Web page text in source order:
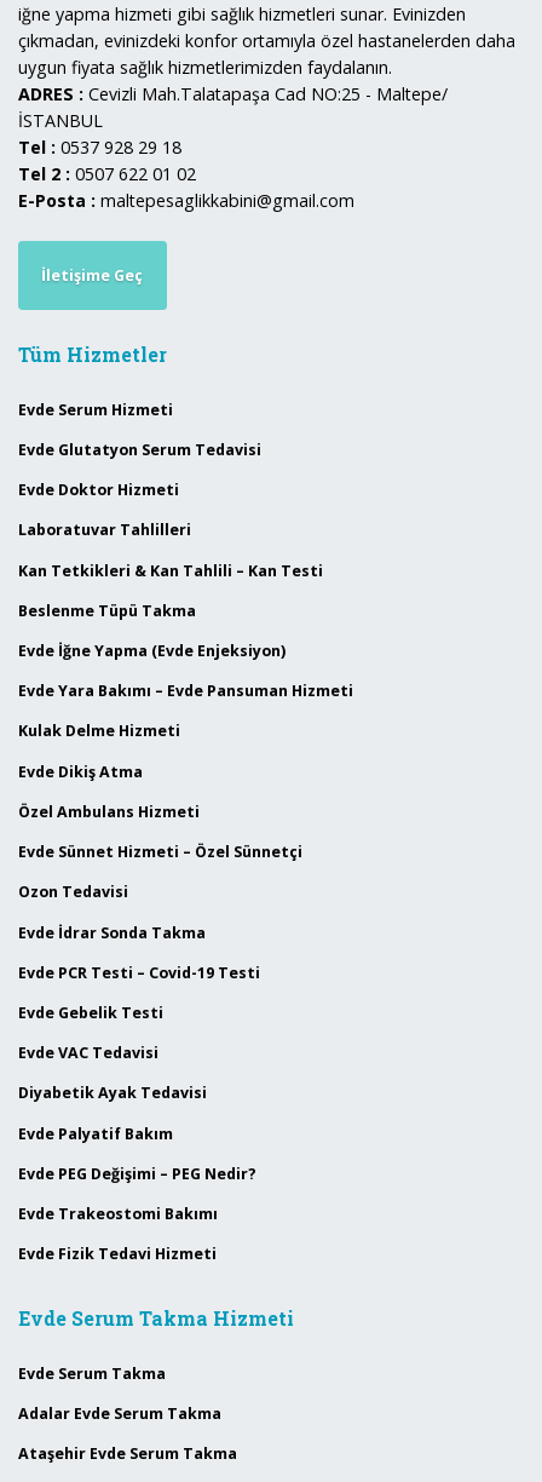
iğne yapma hizmeti gibi sağlık hizmetleri sunar. Evinizden
çıkmadan, evinizdeki konfor ortamıyla özel hastanelerden daha
uygun fiyata sağlık hizmetlerimizden faydalanın.
ADRES : Cevizli Mah.Talatapaşa Cad NO:25 - Maltepe/
İSTANBUL
Tel : 0537 928 29 18
Tel 2 : 0507 622 01 02
E-Posta : maltepesaglikkabini@gmail.com
İletişime Geç
Tüm Hizmetler
Evde Serum Hizmeti
Evde Glutatyon Serum Tedavisi
Evde Doktor Hizmeti
Laboratuvar Tahlilleri
Kan Tetkikleri & Kan Tahlili – Kan Testi
Beslenme Tüpü Takma
Evde İğne Yapma (Evde Enjeksiyon)
Evde Yara Bakımı – Evde Pansuman Hizmeti
Kulak Delme Hizmeti
Evde Dikiş Atma
Özel Ambulans Hizmeti
Evde Sünnet Hizmeti – Özel Sünnetçi
Ozon Tedavisi
Evde İdrar Sonda Takma
Evde PCR Testi – Covid-19 Testi
Evde Gebelik Testi
Evde VAC Tedavisi
Diyabetik Ayak Tedavisi
Evde Palyatif Bakım
Evde PEG Değişimi – PEG Nedir?
Evde Trakeostomi Bakımı
Evde Fizik Tedavi Hizmeti
Evde Serum Takma Hizmeti
Evde Serum Takma
Adalar Evde Serum Takma
Ataşehir Evde Serum Takma